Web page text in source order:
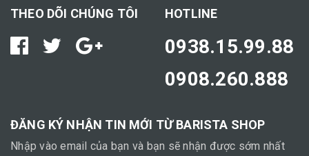
THEO DÕI CHÚNG TÔI HOTLINE
0938.15.99.88
0908.260.888
ĐĂNG KÝ NHẬN TIN MỚI TỪ BARISTA SHOP
Nhập vào email của bạn và bạn sẽ nhận được sớm nhất